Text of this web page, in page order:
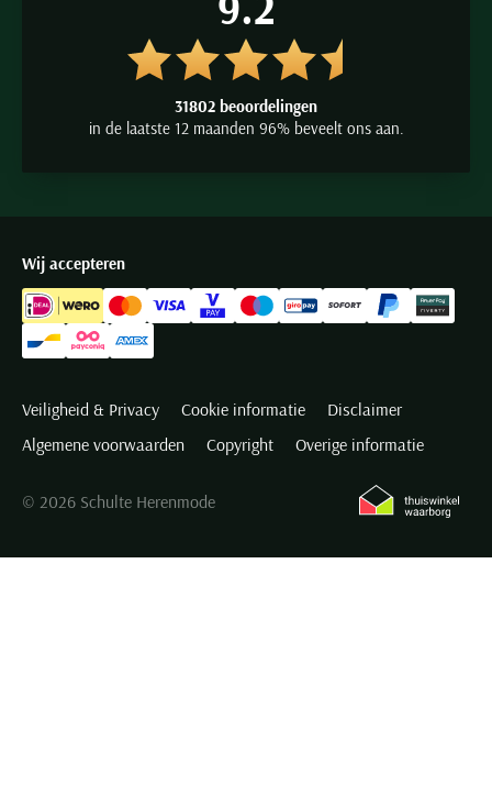
31802 beoordelingen
in de laatste 12 maanden 96% beveelt ons aan.
Wij accepteren
Veiligheid & Privacy Cookie informatie
Disclaimer
Algemene voorwaarden
Copyright Overige informatie
© 2026 Schulte Herenmode